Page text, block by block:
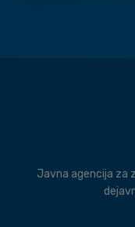
Javna agencija za